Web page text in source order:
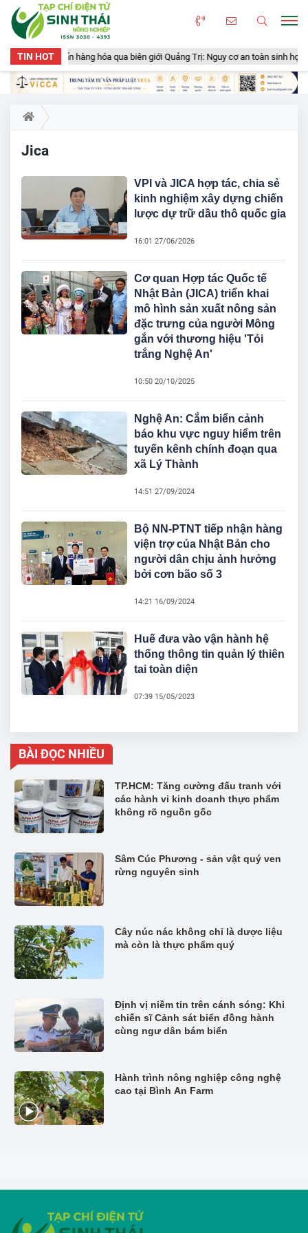
TIN HOT
gần 50 tấn hàng hóa qua biên giới Quảng Trị: Nguy cơ an toàn sinh học,
Jica
VPI và JICA hợp tác, chia sẻ
kinh nghiệm xây dựng chiến
lược dự trữ dầu thô quốc gia
16:01 27/06/2026
Cơ quan Hợp tác Quốc tế
Nhật Bản (JICA) triển khai
mô hình sản xuất nông sản
đặc trưng của người Mông
gắn với thương hiệu 'Tỏi
trắng Nghệ An'
10:50 20/10/2025
Nghệ An: Cắm biển cảnh
báo khu vực nguy hiểm trên
tuyến kênh chính đoạn qua
xã Lý Thành
14:51 27/09/2024
Bộ NN-PTNT tiếp nhận hàng
viện trợ của Nhật Bản cho
người dân chịu ảnh hưởng
bởi cơn bão số 3
14:21 16/09/2024
Huế đưa vào vận hành hệ
thống thông tin quản lý thiên
tai toàn diện
07:39 15/05/2023
BÀI ĐỌC NHIỀU
TP.HCM: Tăng cường đấu tranh với
các hành vi kinh doanh thực phẩm
không rõ nguồn gốc
Sâm Cúc Phương - sản vật quý ven
rừng nguyên sinh
Cây núc nác không chỉ là dược liệu
mà còn là thực phẩm quý
Định vị niềm tin trên cánh sóng: Khi
chiến sĩ Cảnh sát biển đồng hành
cùng ngư dân bám biển
Hành trình nông nghiệp công nghệ
cao tại Bình An Farm